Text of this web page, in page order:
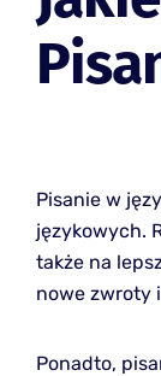
Pisanie w
językowych.
także na
nowe zwroty
Ponadto,